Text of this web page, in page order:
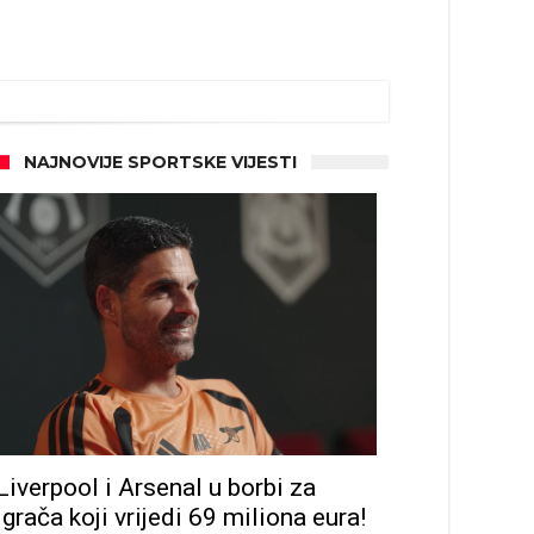
NAJNOVIJE SPORTSKE VIJESTI
i Arsenal u borbi za
koji vrijedi 69 miliona eura!